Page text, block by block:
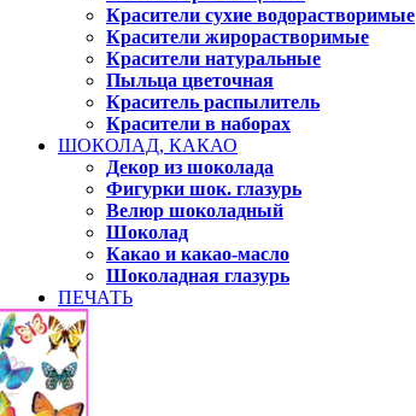
Красители сухие водорастворимые
Красители жирорастворимые
Красители натуральные
Пыльца цветочная
Краситель распылитель
Красители в наборах
ШОКОЛАД, КАКАО
Декор из шоколада
Фигурки шок. глазурь
Велюр шоколадный
Шоколад
Какао и какао-масло
Шоколадная глазурь
ПЕЧАТЬ